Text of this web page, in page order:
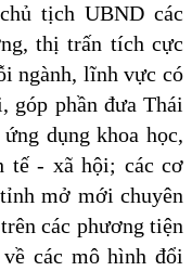
tịch UBND các
thị trấn tích cực
ngành, lĩnh vực có
góp phần đưa Thái
dụng khoa học,
tế - xã hội; các cơ
mở mới chuyên
các phương tiện
các mô hình đổi